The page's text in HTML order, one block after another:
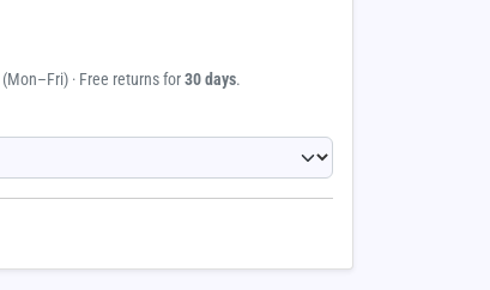
(Mon–Fri) · Free returns for30 days.